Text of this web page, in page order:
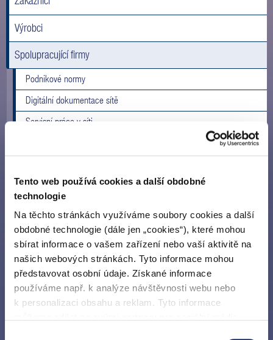
Tento web používá cookies a další obdobné
technologie
Na těchto stránkách využíváme soubory cookies a další
obdobné technologie (dále jen „cookies“), které mohou
sbírat informace o vašem zařízení nebo vaší aktivitě na
našich webových stránkách. Tyto informace mohou
představovat osobní údaje. Získané informace
používáme např. k analýze návštěvnosti webu nebo
k personalizaci obsahu a reklam. Tyto informace
Výrobci
Spolupracující firmy
Podnikové normy
Digitální dokumentace sítě
Servisní práce v síti
Hlášení pokládek kabelů a montáží souborů VN
Kontakt na pracovníky dle oblastí
Chytré stanice
Informace o vedení
Rozpínací stanice